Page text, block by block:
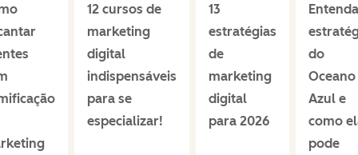
12 cursos de
marketing
digital
indispensáveis
para se
especializar!
13
estratégias
de
marketing
digital
para 2026
do
Oceano
Azul e
como
pode